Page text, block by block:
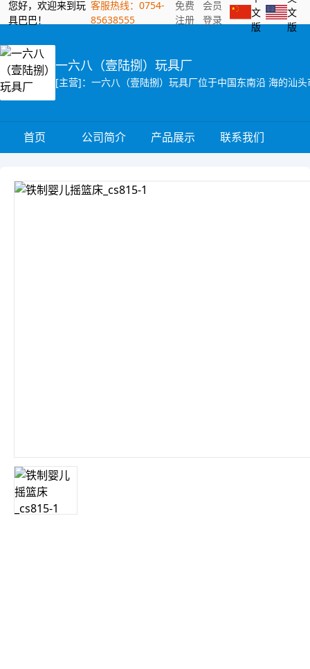
您好，欢迎来到玩
具巴巴！
客服热线：0754-
85638555
免费
注册
会员
登录
文
版
文
版
一六八（壹陆捌）玩具厂
首页 公司简介 产品展示 联系我们